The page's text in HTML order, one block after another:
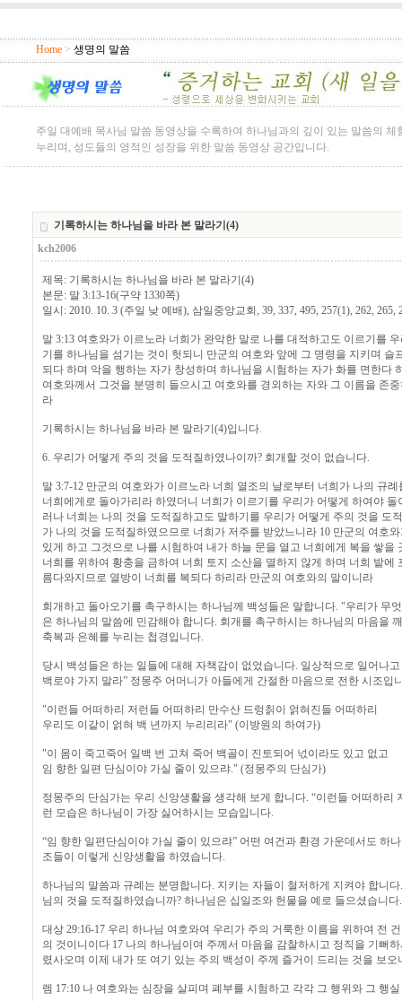
Home > 생명의 말씀
주일 대예배 목사님 말씀 동영상을 수록하여 하나님과의 깊이 있는 말씀의
누리며, 성도들의 영적인 성장을 위한 말씀 동영상 공간입니다.
기록하시는 하나님을 바라 본 말라기(4)
kch2006
제목: 기록하시는 하나님을 바라 본 말라기(4)
본문: 말 3:13-16(구약 1330쪽)
일시: 2010. 10. 3 (주일 낮 예배), 삼일중앙교회, 39, 337, 495, 257(1), 262, 265,
말 3:13 여호와가 이르노라 너희가 완악한 말로 나를 대적하고도 이르기를
기를 하나님을 섬기는 것이 헛되니 만군의 여호와 앞에 그 명령을 지키며
되다 하며 악을 행하는 자가 창성하며 하나님을 시험하는 자가 화를 면한다
여호와께서 그것을 분명히 들으시고 여호와를 경외하는 자와 그 이름을 존
라
기록하시는 하나님을 바라 본 말라기(4)입니다.
6. 우리가 어떻게 주의 것을 도적질하였나이까? 회개할 것이 없습니다.
말 3:7-12 만군의 여호와가 이르노라 너희 열조의 날로부터 너희가 나의 규
너희에게로 돌아가리라 하였더니 너희가 이르기를 우리가 어떻게 하여야
러나 너희는 나의 것을 도적질하고도 말하기를 우리가 어떻게 주의 것을 도
가 나의 것을 도적질하였으므로 너희가 저주를 받았느니라 10 만군의 여호
있게 하고 그것으로 나를 시험하여 내가 하늘 문을 열고 너희에게 복을 쌓
너희를 위하여 황충을 금하여 너희 토지 소산을 멸하지 않게 하며 너희 밭
름다와지므로 열방이 너희를 복되다 하리라 만군의 여호와의 말이니라
회개하고 돌아오기를 촉구하시는 하나님께 백성들은 말합니다. "우리가 무
은 하나님의 말씀에 민감해야 합니다. 회개를 촉구하시는 하나님의 마음을
축복과 은혜를 누리는 첩경입니다.
당시 백성들은 하는 일들에 대해 자책감이 없었습니다. 일상적으로 일어나
백로야 가지 말라” 정몽주 어머니가 아들에게 간절한 마음으로 전한 시조입
"이런들 어떠하리 저런들 어떠하리 만수산 드렁칡이 얽혀진들 어떠하리
우리도 이같이 얽혀 백 년까지 누리리라" (이방원의 하여가)
"이 몸이 죽고죽어 일백 번 고쳐 죽어 백골이 진토되어 넋이라도 있고 없고
임 향한 일편 단심이야 가실 줄이 있으랴." (정몽주의 단심가)
정몽주의 단심가는 우리 신앙생활을 생각해 보게 합니다. “이런들 어떠하
런 모습은 하나님이 가장 싫어하시는 모습입니다.
“임 향한 일편단심이야 가실 줄이 있으랴” 어떤 여건과 환경 가운데서도 하
조들이 이렇게 신앙생활을 하였습니다.
하나님의 말씀과 규례는 분명합니다. 지키는 자들이 철저하게 지켜야 합니
님의 것을 도적질하였습니까? 하나님은 십일조와 헌물을 예로 들으셨습니다.
대상 29:16-17 우리 하나님 여호와여 우리가 주의 거룩한 이름을 위하여 전
의 것이니이다 17 나의 하나님이여 주께서 마음을 감찰하시고 정직을 기뻐
렸사오며 이제 내가 또 여기 있는 주의 백성이 주께 즐거이 드리는 것을 보
렘 17:10 나 여호와는 심장을 살피며 폐부를 시험하고 각각 그 행위와 그 행